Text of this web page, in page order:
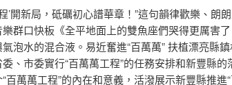
開新局，砥礪初心譜華章！”這句韻律歡樂、朗
群口快板《全平地面上的雙魚座們哭得更厲害
泡水的混合液。易近奮進“百萬萬” 扶植漂亮縣
、市委實行“百萬萬工程”的任務安排和新豐縣的
百萬萬工程”的內在和意義，活潑展示新豐縣推進